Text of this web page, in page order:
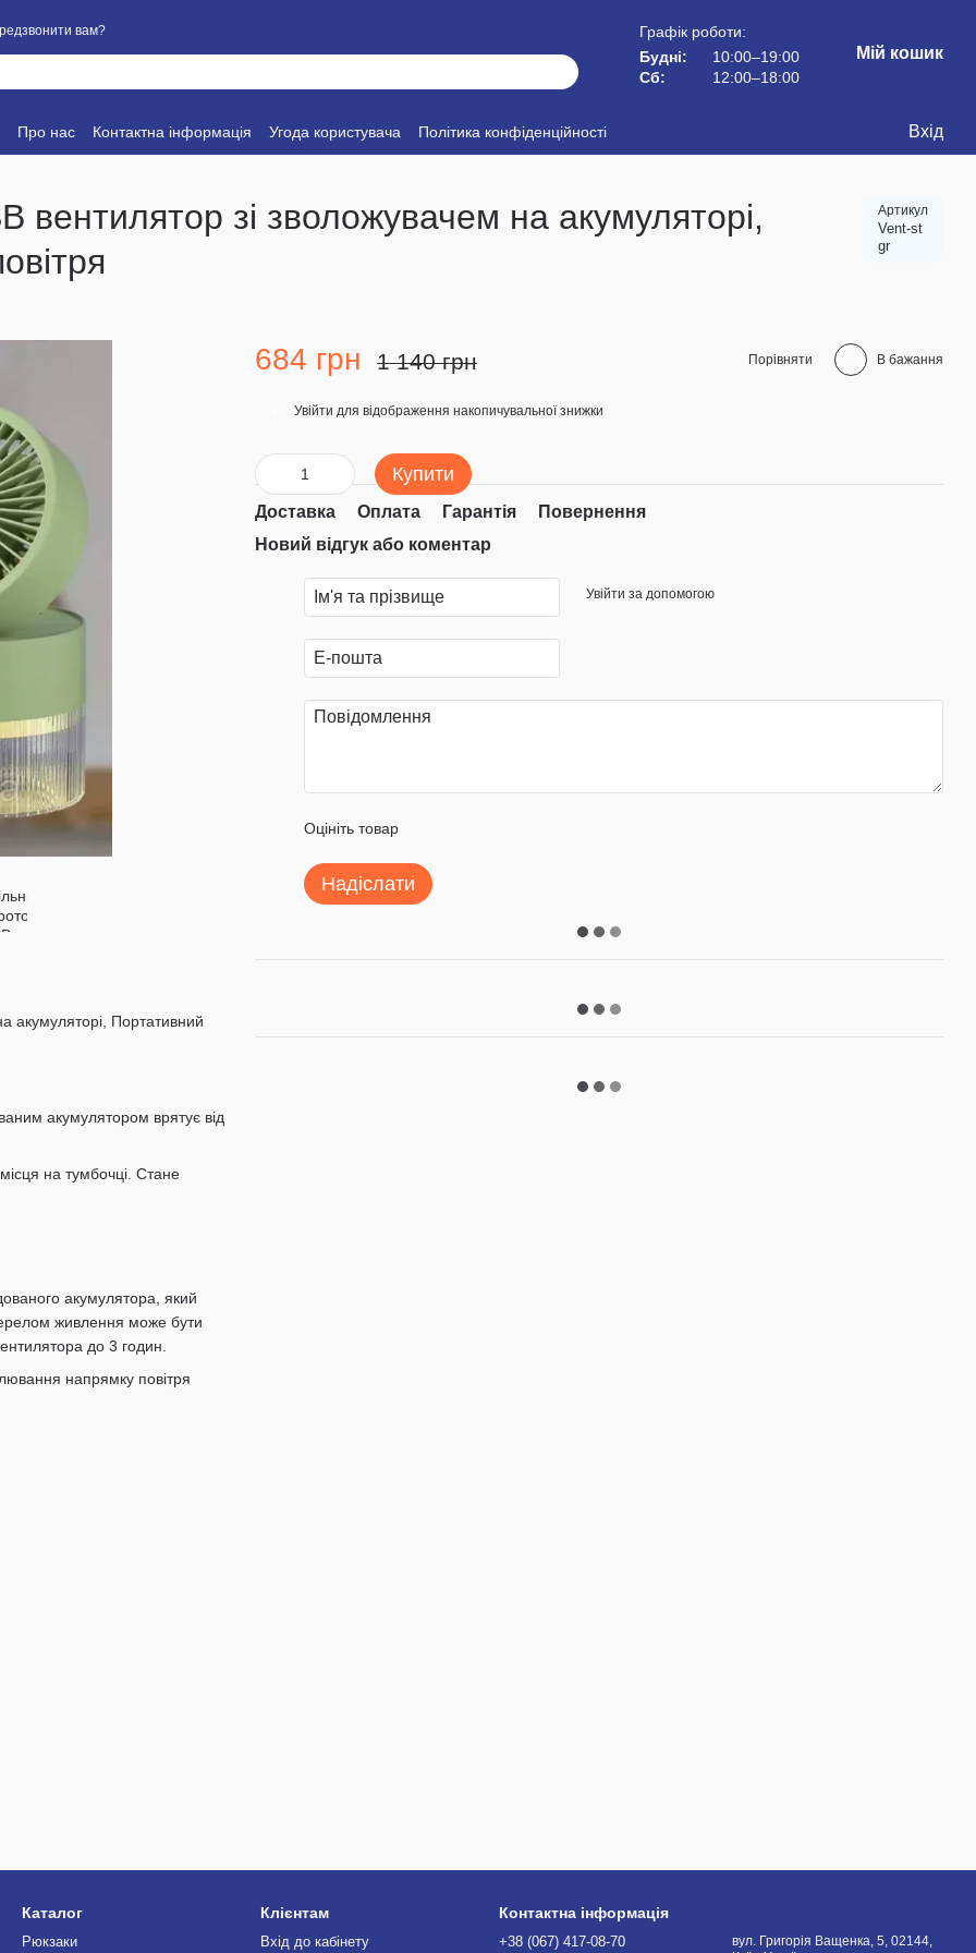
вам?
Графік роботи:
Будні:
10:00–19:00
Сб:
12:00–18:00
Мій кошик
Про нас Контактна інформація Угода користувача Політика конфіденційності Вхід
вентилятор зі зволожувачем на акумуляторі,
Артикул
Vent-st
gr
акумуляторі, Портативний
акумулятором врятує від
на тумбочці. Стане
акумулятора, який
живлення може бути
до 3 годин.
напрямку повітря
684 грн 1 140 грн Порівняти В бажання
Увійти для відображення накопичувальної знижки
Купити
Доставка Оплата Гарантія
Повернення
Новий відгук або коментар
Увійти за допомогою
Оцініть товар
Надіслати
Каталог
Рюкзаки
Клієнтам
Вхід до кабінету
Контактна інформація
+38 (067) 417-08-70
вул. Григорія Ващенка, 5, 02144,